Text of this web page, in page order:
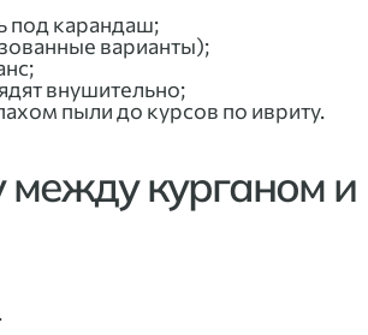
под карандаш;
варианты);
внушительно;
пыли до курсов по ивриту.
между курганом и